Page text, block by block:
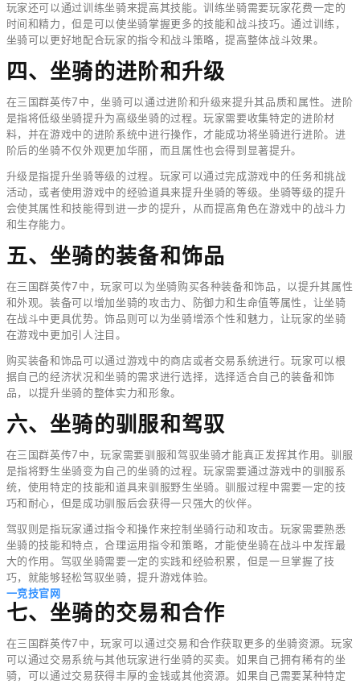
玩家还可以通过训练坐骑来提高其技能。训练坐骑需要玩家花费一定的
时间和精力，但是可以使坐骑掌握更多的技能和战斗技巧。通过训练，
坐骑可以更好地配合玩家的指令和战斗策略，提高整体战斗效果。
四、坐骑的进阶和升级
在三国群英传7中，坐骑可以通过进阶和升级来提升其品质和属性。进阶
是指将低级坐骑提升为高级坐骑的过程。玩家需要收集特定的进阶材
料，并在游戏中的进阶系统中进行操作，才能成功将坐骑进行进阶。进
阶后的坐骑不仅外观更加华丽，而且属性也会得到显著提升。
升级是指提升坐骑等级的过程。玩家可以通过完成游戏中的任务和挑战
活动，或者使用游戏中的经验道具来提升坐骑的等级。坐骑等级的提升
会使其属性和技能得到进一步的提升，从而提高角色在游戏中的战斗力
和生存能力。
五、坐骑的装备和饰品
在三国群英传7中，玩家可以为坐骑购买各种装备和饰品，以提升其属性
和外观。装备可以增加坐骑的攻击力、防御力和生命值等属性，让坐骑
在战斗中更具优势。饰品则可以为坐骑增添个性和魅力，让玩家的坐骑
在游戏中更加引人注目。
购买装备和饰品可以通过游戏中的商店或者交易系统进行。玩家可以根
据自己的经济状况和坐骑的需求进行选择，选择适合自己的装备和饰
品，以提升坐骑的整体实力和形象。
六、坐骑的驯服和驾驭
在三国群英传7中，玩家需要驯服和驾驭坐骑才能真正发挥其作用。驯服
是指将野生坐骑变为自己的坐骑的过程。玩家需要通过游戏中的驯服系
统，使用特定的技能和道具来驯服野生坐骑。驯服过程中需要一定的技
巧和耐心，但是成功驯服后会获得一只强大的伙伴。
驾驭则是指玩家通过指令和操作来控制坐骑行动和攻击。玩家需要熟悉
坐骑的技能和特点，合理运用指令和策略，才能使坐骑在战斗中发挥最
大的作用。驾驭坐骑需要一定的实践和经验积累，但是一旦掌握了技
巧，就能够轻松驾驭坐骑，提升游戏体验。
一竞技官网
七、坐骑的交易和合作
在三国群英传7中，玩家可以通过交易和合作获取更多的坐骑资源。玩家
可以通过交易系统与其他玩家进行坐骑的买卖。如果自己拥有稀有的坐
骑，可以通过交易获得丰厚的金钱或其他资源。如果自己需要某种特定